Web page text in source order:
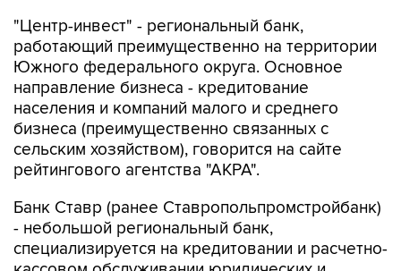
"Центр-инвест" - региональный банк,
работающий преимущественно на территории
Южного федерального округа. Основное
направление бизнеса - кредитование
населения и компаний малого и среднего
бизнеса (преимущественно связанных с
сельским хозяйством), говорится на сайте
рейтингового агентства "АКРА".
Банк Ставр (ранее Ставропольпромстройбанк)
- небольшой региональный банк,
специализируется на кредитовании и расчетно-